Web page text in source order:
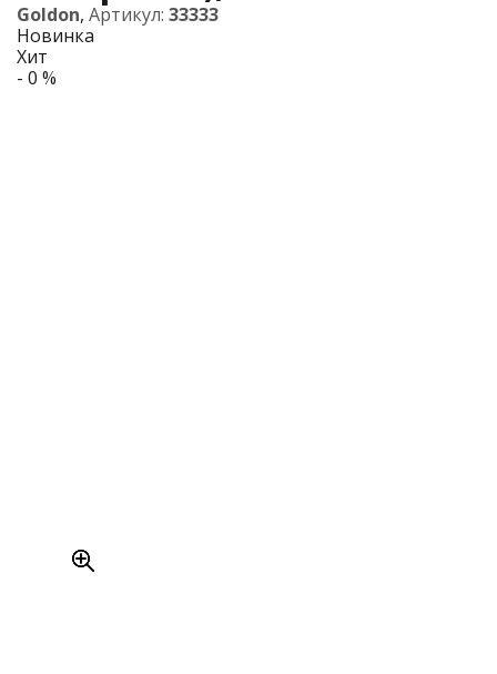
Goldon, Артикул: 33333
Новинка
Хит
- 0 %